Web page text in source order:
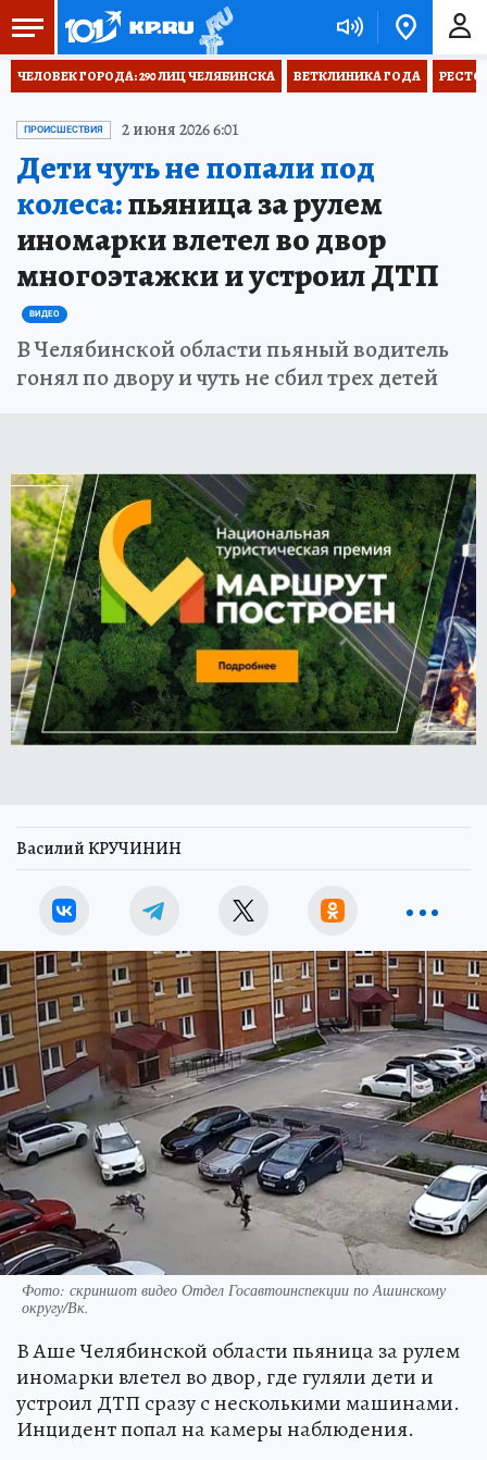
ЧЕЛОВЕК ГОРОДА: 290 ЛИЦ ЧЕЛЯБИНСКА ВЕТКЛИНИКА ГОДА
ПРОИСШЕСТВИЯ 2 июня 2026 6:01
Дети чуть не попали под
колеса:пьяница за рулем
иномарки влетел во двор
многоэтажки и устроил ДТП
ВИДЕО
В Челябинской области пьяный водитель
гонял по двору и чуть не сбил трех детей
Василий КРУЧИНИН
Фото: скриншот видео Отдел Госавтоинспекции по Ашинскому
округу/Вк.
В Аше Челябинской области пьяница за рулем
иномарки влетел во двор, где гуляли дети и
устроил ДТП сразу с несколькими машинами.
Инцидент попал на камеры наблюдения.